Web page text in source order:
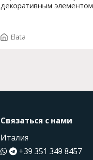
декоративным элементом
Elata
Связаться с нами
Италия
+39 351 349 8457